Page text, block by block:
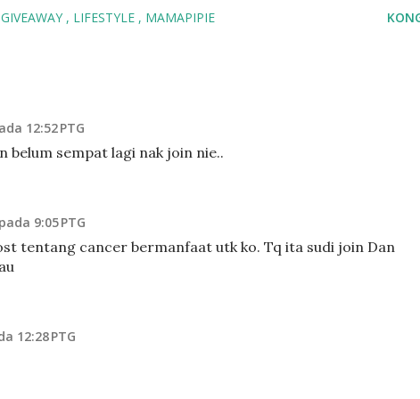
GIVEAWAY LIFESTYLE MAMAPIPIE
12:52 PTG
belum sempat lagi nak join nie..
9:05 PTG
tentang cancer bermanfaat utk ko. Tq ita sudi join Dan
12:28 PTG